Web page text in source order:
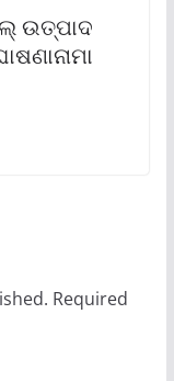
ଉତ୍ପାଦ
Required